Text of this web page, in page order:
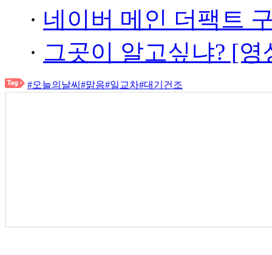
· 네이버 메인 더팩트
· 그곳이 알고싶냐? [
#오늘의날씨 #맑음#일교차#대기건조